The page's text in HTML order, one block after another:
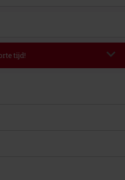
tijd!
de korting automatisch verrekend in
kortingscodes. Boeken, media,
en artikelen met een inbegrepen